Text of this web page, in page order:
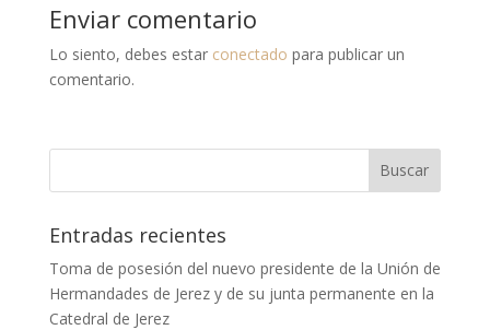
Enviar comentario
Lo siento, debes estar conectado para publicar un
comentario.
Entradas recientes
Toma de posesión del nuevo presidente de la Unión de
Hermandades de Jerez y de su junta permanente en la
Catedral de Jerez